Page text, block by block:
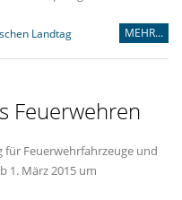
Landtag MEHR...
Feuerwehren
Feuerwehrfahrzeuge und
1. März 2015 um